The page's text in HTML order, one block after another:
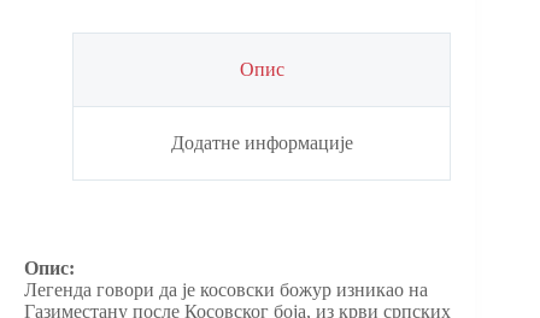
Опис
Додатне информације
Опис:
Легенда говори да је косовски божур изникао на
Газиместану после Косовског боја, из крви српских